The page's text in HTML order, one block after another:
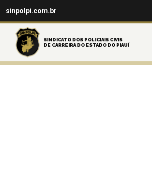
sinpolpi.com.br
SINDICATO DOS POLICIAIS CIVIS
DE CARREIRA DO ESTADO DO PIAUÍ